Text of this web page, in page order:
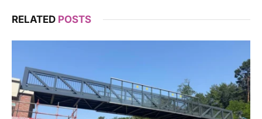
RELATED POSTS